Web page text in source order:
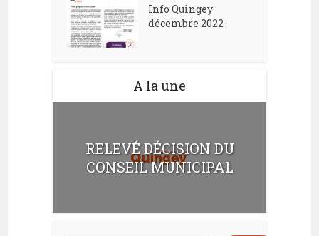
Info Quingey
décembre 2022
A la une
RELEVÉ DÉCISION DU
CONSEIL MUNICIPAL